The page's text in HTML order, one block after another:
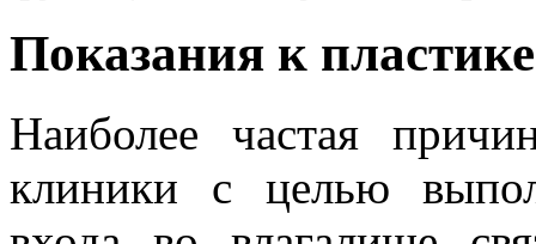
Показания к
Наиболее частая
клиники с целью